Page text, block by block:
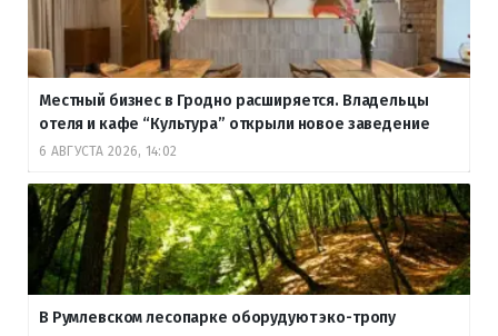
Местный бизнес в Гродно расширяется. Владельцы
отеля и кафе “Культура” открыли новое заведение
6 АВГУСТА 2026, 14:02
В Румлевском лесопарке оборудуют эко-тропу